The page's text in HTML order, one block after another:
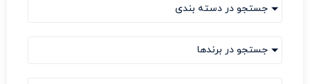
جستجو در دسته بندی
جستجو در برندها